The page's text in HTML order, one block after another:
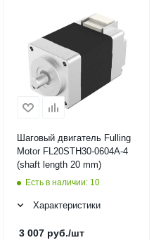
Шаговый двигатель Fulling
Motor FL20STH30-0604A-4
(shaft length 20 mm)
Есть в наличии: 10
Характеристики
3 007 руб./шт